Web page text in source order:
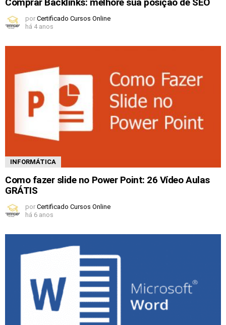
por Certificado Cursos Online
há 4 anos
INFORMÁTICA
Como fazer slide no Power Point: 26 Vídeo Aulas
GRÁTIS
por Certificado Cursos Online
há 6 anos